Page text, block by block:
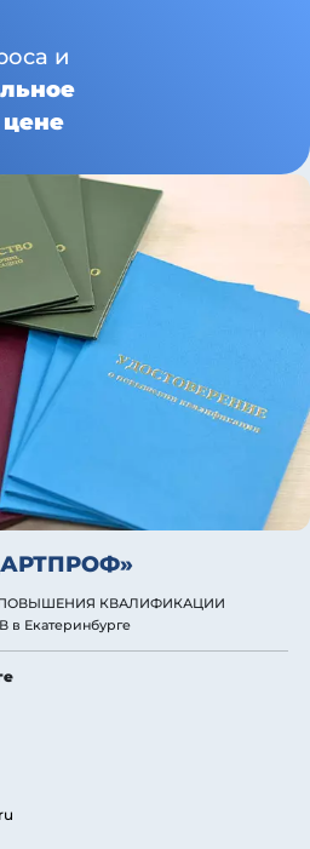
и
КВАЛИФИКАЦИИ
в Екатеринбурге